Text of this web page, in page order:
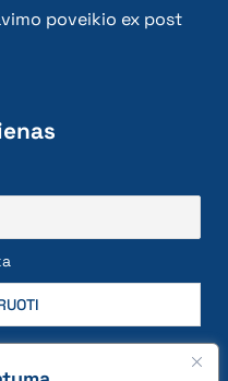
poveikio ex post